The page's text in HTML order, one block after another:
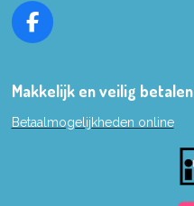
F
a
e
o
Makkelijk en veilig betalen
Betaalmogelijkheden online